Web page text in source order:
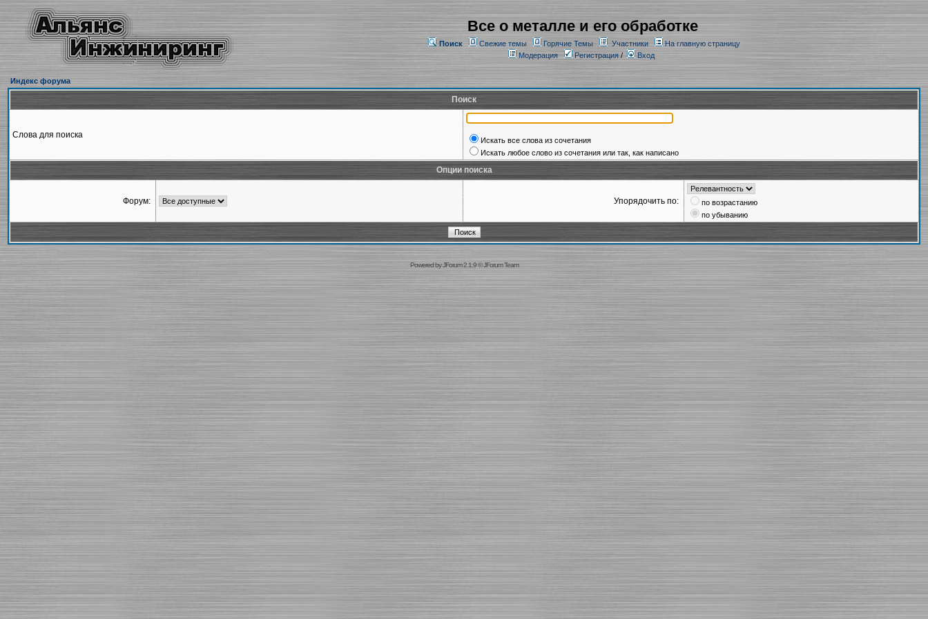
Все о металле и его обработке
Поиск Свежие темы Горячие Темы Участники
На главную страницу
Модерация
Регистрация/ Вход
Индекс форума
Поиск
Слова для поиска
Искать все слова из сочетания
Искать любое слово из сочетания или так, как написано
Опции поиска
Форум: Упорядочить по:
по возрастанию
по убыванию
Powered byJForum 2.1.9©JForum Team